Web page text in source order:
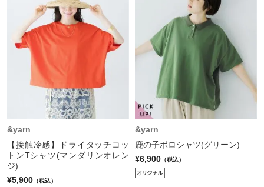
&yarn
【接触冷感】ドライタッチコッ
トンTシャツ(マンダリンオレン
ジ)
¥5,900 （税込）
&yarn
鹿の子ポロシャツ(グリーン)
¥6,900 （税込）